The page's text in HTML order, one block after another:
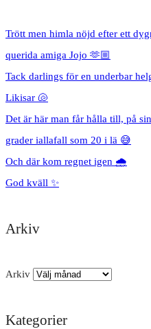
Trött men himla nöjd efter ett
querida amiga Jojo 🫶🏼
Tack darlings för en underbar
Likisar 🐚
Det är här man får hålla till, på
grader iallafall som 20 i lä 😅
Och där kom regnet igen 🌧️
God kväll ✨
Arkiv
Arkiv
Kategorier